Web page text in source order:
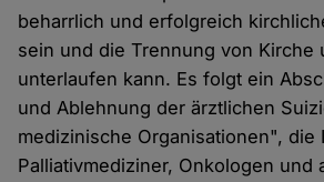
beharrlich und erfolgreich
sein und die Trennung von Kirche
unterlaufen kann. Es folgt ein
und Ablehnung der ärztlichen
medizinische Organisationen", die
Palliativmediziner, Onkologen und